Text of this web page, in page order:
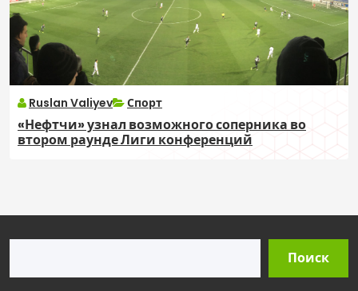
Ruslan Valiyev Спорт
«Нефтчи» узнал возможного соперника во
втором раунде Лиги конференций
Поиск